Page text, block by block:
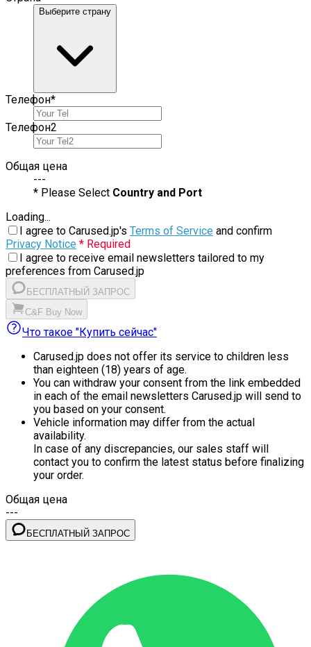
Выберите страну
Телефон*
Телефон2
Общая цена
---
* Please Select Country and Port
Loading...
I agree to Carused.jp's Terms of Service and confirm
Privacy Notice * Required
I agree to receive email newsletters tailored to my
preferences from Carused.jp
БЕСПЛАТНЫЙ ЗАПРОС
C&F Buy Now
Что такое "Купить сейчас"
Carused.jp does not offer its service to children less
than eighteen (18) years of age.
You can withdraw your consent from the link embedded
in each of the email newsletters Carused.jp will send to
you based on your consent.
Vehicle information may differ from the actual
availability.
In case of any discrepancies, our sales staff will
contact you to confirm the latest status before finalizing
your order.
Общая цена
---
БЕСПЛАТНЫЙ ЗАПРОС